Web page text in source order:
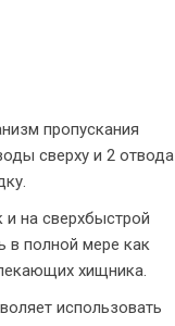
пропускания
сверху и 2 отвода
и на сверхбыстрой
в полной мере как
хищника.
использовать